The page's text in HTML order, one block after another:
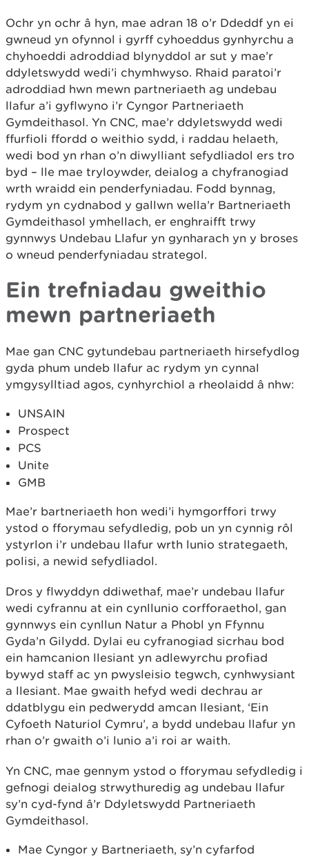
Ochr yn ochr â hyn, mae adran 18 o’r Ddeddf yn ei
gwneud yn ofynnol i gyrff cyhoeddus gynhyrchu a
chyhoeddi adroddiad blynyddol ar sut y mae’r
ddyletswydd wedi’i chymhwyso. Rhaid paratoi’r
adroddiad hwn mewn partneriaeth ag undebau
llafur a’i gyflwyno i’r Cyngor Partneriaeth
Gymdeithasol. Yn CNC, mae’r ddyletswydd wedi
ffurfioli ffordd o weithio sydd, i raddau helaeth,
wedi bod yn rhan o’n diwylliant sefydliadol ers tro
byd – lle mae tryloywder, deialog a chyfranogiad
wrth wraidd ein penderfyniadau. Fodd bynnag,
rydym yn cydnabod y gallwn wella’r Bartneriaeth
Gymdeithasol ymhellach, er enghraifft trwy
gynnwys Undebau Llafur yn gynharach yn y broses
o wneud penderfyniadau strategol.
Ein trefniadau gweithio
mewn partneriaeth
Mae gan CNC gytundebau partneriaeth hirsefydlog
gyda phum undeb llafur ac rydym yn cynnal
ymgysylltiad agos, cynhyrchiol a rheolaidd â nhw:
UNSAIN
Prospect
PCS
Unite
GMB
Mae’r bartneriaeth hon wedi’i hymgorffori trwy
ystod o fforymau sefydledig, pob un yn cynnig rôl
ystyrlon i’r undebau llafur wrth lunio strategaeth,
polisi, a newid sefydliadol.
Dros y flwyddyn ddiwethaf, mae’r undebau llafur
wedi cyfrannu at ein cynllunio corfforaethol, gan
gynnwys ein cynllun Natur a Phobl yn Ffynnu
Gyda’n Gilydd. Dylai eu cyfranogiad sicrhau bod
ein hamcanion llesiant yn adlewyrchu profiad
bywyd staff ac yn pwysleisio tegwch, cynhwysiant
a llesiant. Mae gwaith hefyd wedi dechrau ar
ddatblygu ein pedwerydd amcan llesiant, ‘Ein
Cyfoeth Naturiol Cymru’, a bydd undebau llafur yn
rhan o’r gwaith o’i lunio a’i roi ar waith.
Yn CNC, mae gennym ystod o fforymau sefydledig i
gefnogi deialog strwythuredig ag undebau llafur
sy’n cyd-fynd â’r Ddyletswydd Partneriaeth
Gymdeithasol.
Mae Cyngor y Bartneriaeth, sy’n cyfarfod